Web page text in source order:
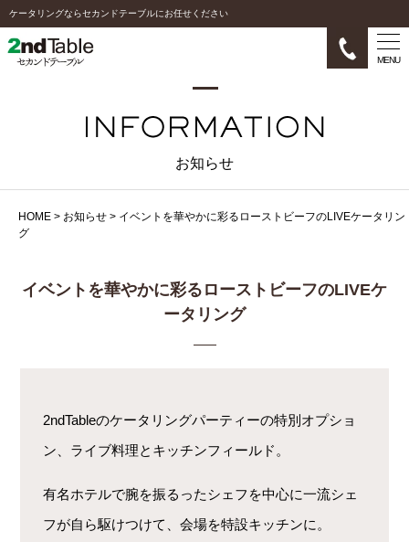
ケータリングならセカンドテーブルにお任せください
MENU
お知らせ
HOME > お知らせ > イベントを華やかに彩るローストビーフのLIVEケータリン
グ
イベントを華やかに彩るローストビーフのLIVEケ
ータリング
2ndTableのケータリングパーティーの特別オプショ
ン、ライブ料理とキッチンフィールド。
有名ホテルで腕を振るったシェフを中心に一流シェ
フが自ら駆けつけて、会場を特設キッチンに。